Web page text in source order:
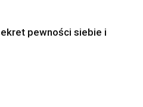
pewności siebie i